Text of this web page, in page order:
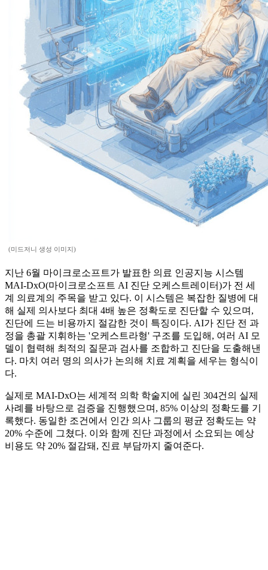
(미드저니 생성 이미지)
지난 6월 마이크로소프트가 발표한 의료 인공지능 시스템
MAI‑DxO(마이크로소프트 AI 진단 오케스트레이터)가 전 세
계 의료계의 주목을 받고 있다. 이 시스템은 복잡한 질병에 대
해 실제 의사보다 최대 4배 높은 정확도로 진단할 수 있으며,
진단에 드는 비용까지 절감한 것이 특징이다. AI가 진단 전 과
정을 총괄 지휘하는 '오케스트라형' 구조를 도입해, 여러 AI 모
델이 협력해 최적의 질문과 검사를 조합하고 진단을 도출해낸
다. 마치 여러 명의 의사가 논의해 치료 계획을 세우는 형식이
다.
실제로 MAI‑DxO는 세계적 의학 학술지에 실린 304건의 실제
사례를 바탕으로 검증을 진행했으며, 85% 이상의 정확도를 기
록했다. 동일한 조건에서 인간 의사 그룹의 평균 정확도는 약
20% 수준에 그쳤다. 이와 함께 진단 과정에서 소요되는 예상
비용도 약 20% 절감돼, 진료 부담까지 줄여준다.